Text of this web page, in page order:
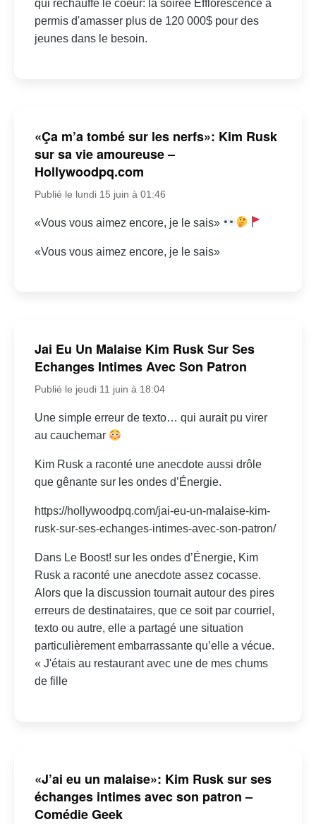
qui réchauffe le coeur: la soirée Efflorescence a
permis d'amasser plus de 120 000$ pour des
jeunes dans le besoin.
«Ça m’a tombé sur les nerfs»: Kim Rusk
sur sa vie amoureuse –
Hollywoodpq.com
Publié le lundi 15 juin à 01:46
«Vous vous aimez encore, je le sais»
«Vous vous aimez encore, je le sais»
Jai Eu Un Malaise Kim Rusk Sur Ses
Echanges Intimes Avec Son Patron
Publié le jeudi 11 juin à 18:04
Une simple erreur de texto… qui aurait pu virer
au cauchemar
Kim Rusk a raconté une anecdote aussi drôle
que gênante sur les ondes d’Énergie.
https://hollywoodpq.com/jai-eu-un-malaise-kim-
rusk-sur-ses-echanges-intimes-avec-son-patron/
Dans Le Boost! sur les ondes d’Énergie, Kim
Rusk a raconté une anecdote assez cocasse.
Alors que la discussion tournait autour des pires
erreurs de destinataires, que ce soit par courriel,
texto ou autre, elle a partagé une situation
particulièrement embarrassante qu’elle a vécue.
« J'étais au restaurant avec une de mes chums
de fille
«J’ai eu un malaise»: Kim Rusk sur ses
échanges intimes avec son patron –
Comédie Geek